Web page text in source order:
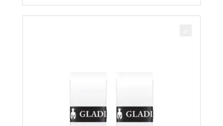
was:
€ 5,50.
is:
€ 4,95.